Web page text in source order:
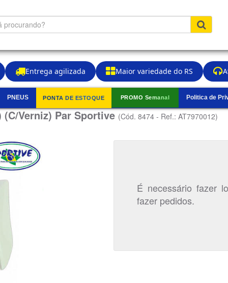
Entrega agilizada Maior variedade do RS
PNEUS PONTA DE ESTOQUE PROMO Semanal Politica de
(C/Verniz) Par Sportive(Cód. 8474 - Ref.: AT7970012)
É necessário fazer
fazer pedidos.